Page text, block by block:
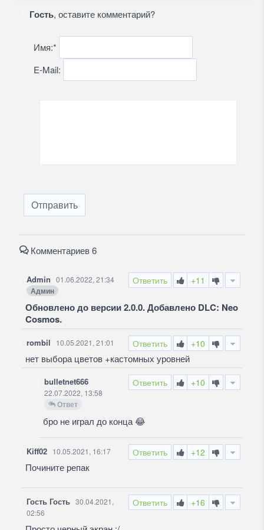
Гость, оставите комментарий?
Имя:*
E-Mail:
Отправить
Комментариев 6
Ответить +11
Admin 01.06.2022, 21:34
Админ
Обновлено до версии 2.0.0. Добавлено DLC: Neo
Cosmos.
Ответить +10
rombil 10.05.2021, 21:01
нет выбора цветов +кастомных уровней
Ответить +10
bulletnet666
22.07.2022, 13:58
Ответ
бро не играл до конца 😂
Ответить +12
Kiff02 10.05.2021, 16:17
Почините репак
Ответить +16
Гость Гость 30.04.2021,
02:56